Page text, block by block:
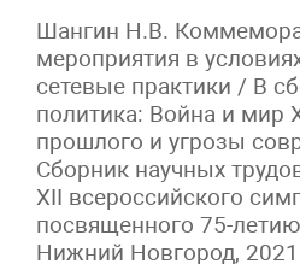
Шангин Н.В.
мероприятия в
сетевые практики / В
политика: Война и мир
прошлого и угрозы
Сборник научных
XII всероссийского
посвященного 75-
Нижний Новгород,